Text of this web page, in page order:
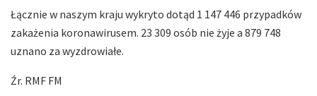
Łącznie w naszym kraju wykryto dotąd 1 147 446 przypadków
zakażenia koronawirusem. 23 309 osób nie żyje a 879 748
uznano za wyzdrowiałe.
Źr. RMF FM